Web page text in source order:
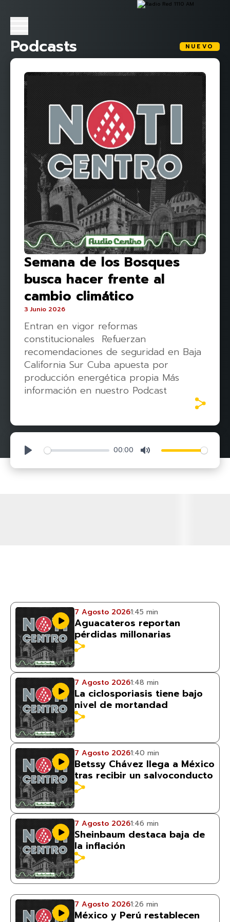
Podcasts NUEVO
Semana de los Bosques
busca hacer frente al
cambio climático
3 Junio 2026
Entran en vigor reformas
constitucionales Refuerzan
recomendaciones de seguridad en Baja
California Sur Cuba apuesta por
producción energética propia Más
información en nuestro Podcast
Play 00:00 Mute
7 Agosto 20261:45 min
Aguacateros reportan
pérdidas millonarias
7 Agosto 20261:48 min
La ciclosporiasis tiene bajo
nivel de mortandad
7 Agosto 20261:40 min
Betssy Chávez llega a México
tras recibir un salvoconducto
7 Agosto 20261:46 min
Sheinbaum destaca baja de
la inflación
7 Agosto 20261:26 min
México y Perú restablecen